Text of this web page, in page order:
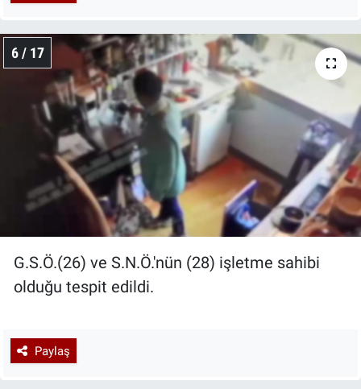
6 / 17
G.S.Ö.(26) ve S.N.Ö.'nün (28) işletme sahibi
olduğu tespit edildi.
Paylaş